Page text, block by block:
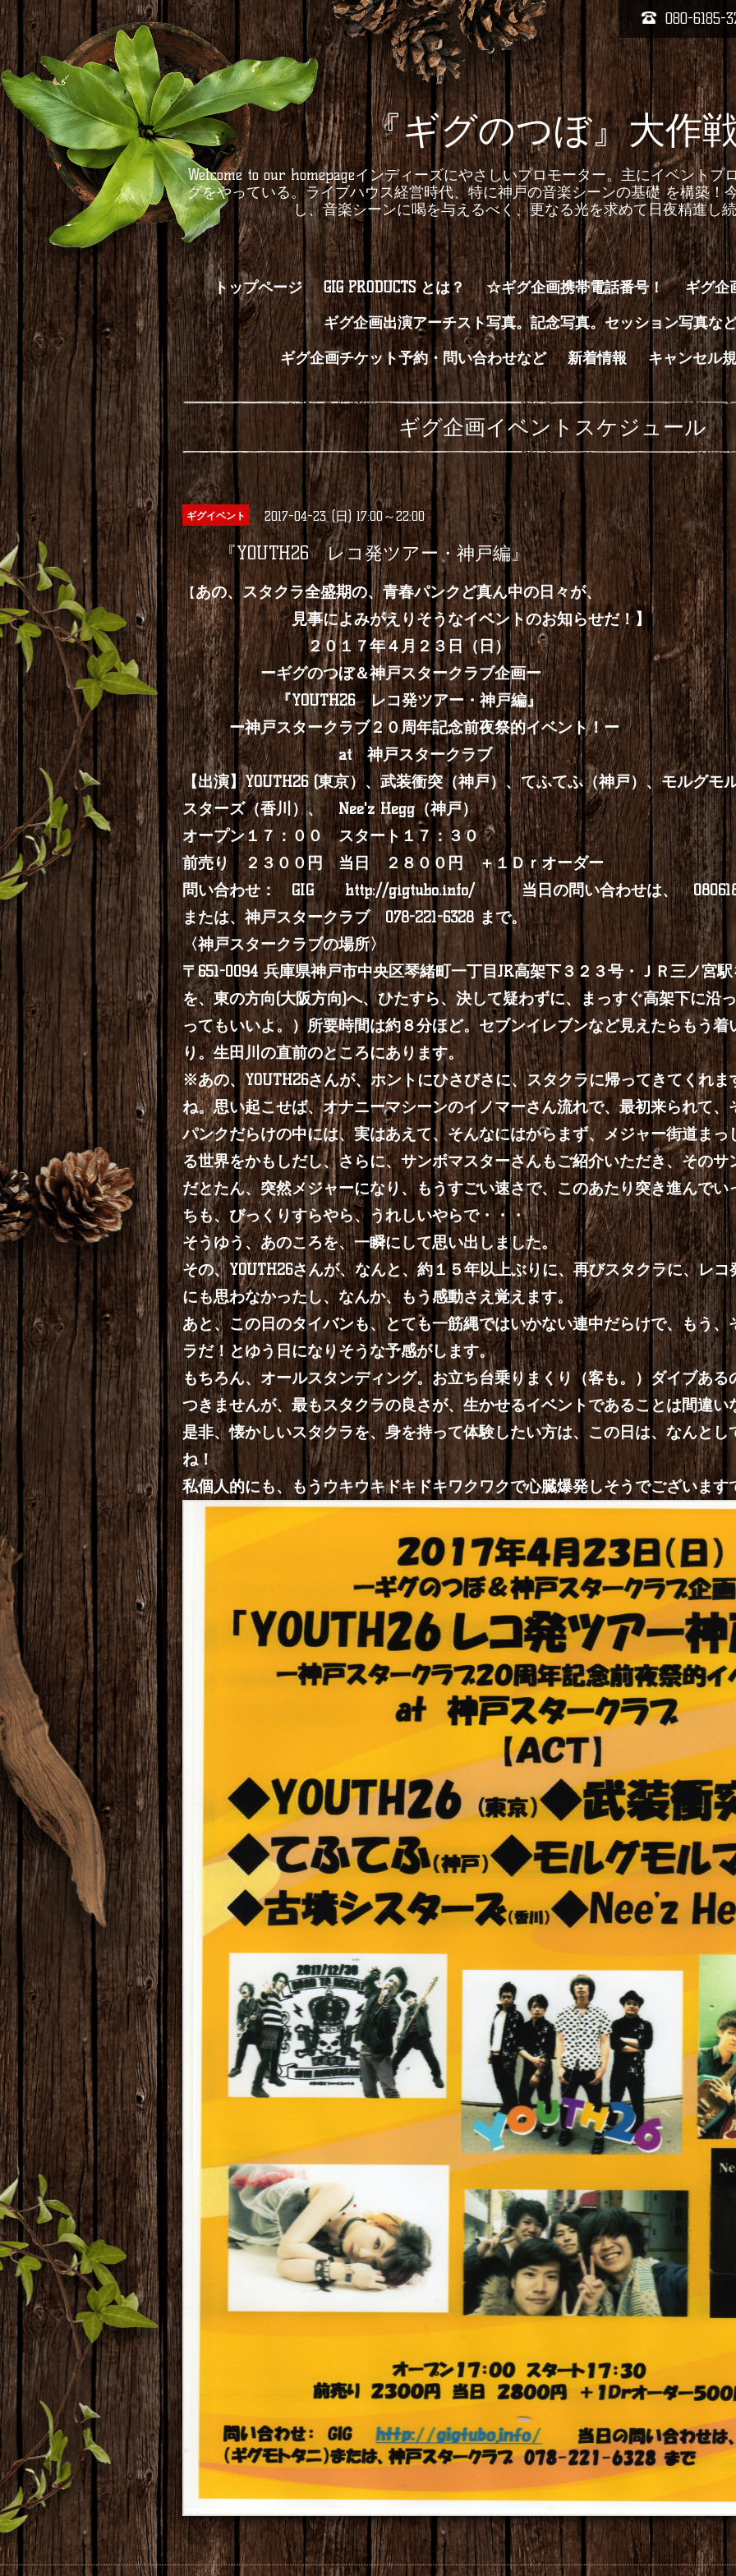
080-6185-
『ギグのつぼ』大作
Welcome to our homepageインディーズにやさしいプロモーター。主にイベントプ
グをやっている。ライブハウス経営時代、特に神戸の音楽シーンの基礎 を構築！
し、音楽シーンに喝を与えるべく、更なる光を求めて日夜精進し
トップページ GIG PRODUCTS とは？ ☆ギグ企画携帯電話番号！
ギグ企
ギグ企画出演アーチスト写真。記念写真。セッション写真な
ギグ企画チケット予約・問い合わせなど
新着情報 キャンセル
ギグ企画イベントスケジュール
ギグイベント 2017-04-23 (日) 17:00～22:00
『YOUTH26 レコ発ツアー・神戸編』
【あの、スタクラ全盛期の、青春パンクど真ん中の日々が、
見事によみがえりそうなイベントのお知らせだ！】
２０１７年４月２３日（日）
ーギグのつぼ＆神戸スタークラブ企画ー
『YOUTH26 レコ発ツアー・神戸編』
ー神戸スタークラブ２０周年記念前夜祭的イベント！ー
at 神戸スタークラブ
【出演】YOUTH26 (東京）、武装衝突（神戸）、てふてふ（神戸）、モルグモ
スターズ（香川）、 Nee'z Hegg（神戸）
オープン１７：００ スタート１７：３０
前売り ２３００円 当日 ２８００円 ＋１Ｄｒオーダー
問い合わせ： GIGhttp://gigtubo.info/当日の問い合わせは、
または、神戸スタークラブ 078-221-6328 まで。
〈神戸スタークラブの場所〉
〒651-0094 兵庫県神戸市中央区琴緒町一丁目JR高架下３２３号・ＪＲ三ノ宮
を、東の方向(大阪方向)へ、ひたすら、決して疑わずに、まっすぐ高架下に沿
ってもいいよ。）所要時間は約８分ほど。セブンイレブンなど見えたらもう
り。生田川の直前のところにあります。
※あの、YOUTH26さんが、ホントにひさびさに、スタクラに帰ってきてくれ
ね。思い起こせば、オナニーマシーンのイノマーさん流れで、最初来られて
パンクだらけの中には、実はあえて、そんなにはからまず、メジャー街道ま
る世界をかもしだし、さらに、サンボマスターさんもご紹介いただき、その
だとたん、突然メジャーになり、もうすごい速さで、このあたり突き進んで
ちも、びっくりすらやら、うれしいやらで・・・
そうゆう、あのころを、一瞬にして思い出しました。
その、YOUTH26さんが、なんと、約１５年以上ぶりに、再びスタクラに、レ
にも思わなかったし、なんか、もう感動さえ覚えます。
あと、この日のタイバンも、とても一筋縄ではいかない連中だらけで、もう
ラだ！とゆう日になりそうな予感がします。
もちろん、オールスタンディング。お立ち台乗りまくり（客も。）ダイブあ
つきませんが、最もスタクラの良さが、生かせるイベントであることは間違い
是非、懐かしいスタクラを、身を持って体験したい方は、この日は、なんと
ね！
私個人的にも、もうウキウキドキドキワクワクで心臓爆発しそうでございま